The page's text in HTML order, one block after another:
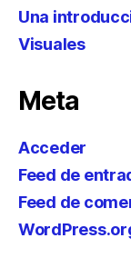
Una
Visuales
Meta
Acceder
Feed de
Feed de